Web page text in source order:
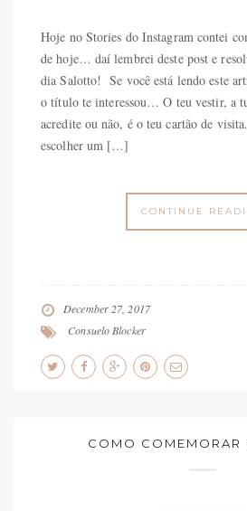
Hoje no Stories do Instagram contei
de hoje… daí lembrei deste post e
dia Salotto! Se você está lendo este
o título te interessou… O teu vestir, a
acredite ou não, é o teu cartão de
escolher um […]
CONTINUE
December 27, 2017
Consuelo Blocker
COMO COMEMORAR